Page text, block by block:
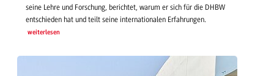
seine Lehre und Forschung, berichtet, warum er sich für die DHBW
entschieden hat und teilt seine internationalen Erfahrungen.
weiterlesen